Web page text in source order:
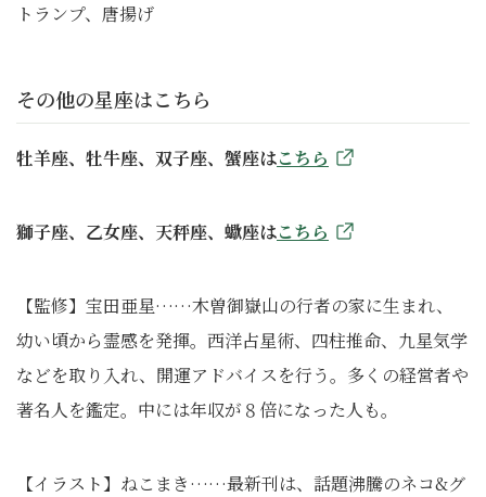
トランプ、唐揚げ
その他の星座はこちら
牡羊座、牡牛座、双子座、蟹座はこちら
獅子座、乙女座、天秤座、蠍座はこちら
【監修】宝田亜星……木曽御嶽山の行者の家に生まれ、
幼い頃から霊感を発揮。西洋占星術、四柱推命、九星気学
などを取り入れ、開運アドバイスを行う。多くの経営者や
著名人を鑑定。中には年収が８倍になった人も。
【イラスト】ねこまき……最新刊は、話題沸騰のネコ&グ